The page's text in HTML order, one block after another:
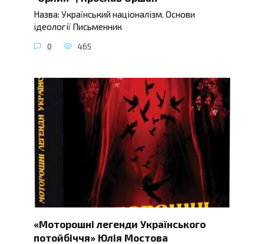
Назва: Український націоналізм. Основи
ідеології Письменник
0 465
«Моторошні легенди Українського
потойбіччя» Юлія Мостова